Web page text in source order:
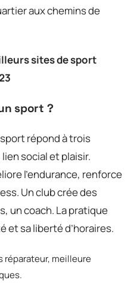
aux chemins de
sites de sport
sport ?
répond à trois
social et plaisir.
l’endurance, renforce
Un club crée des
un coach. La pratique
et sa liberté d’horaires.
réparateur, meilleure